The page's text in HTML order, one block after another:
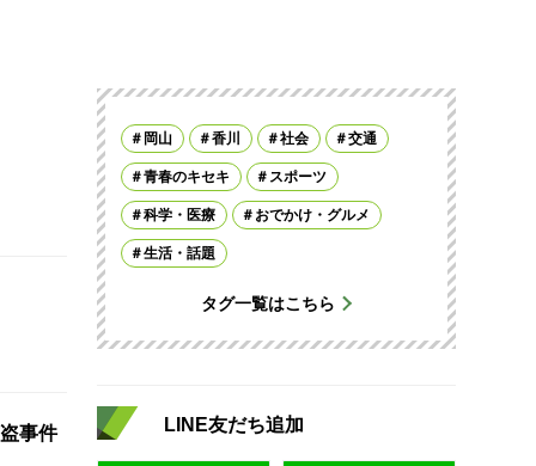
事件
岡山 香川 社会 交通
青春のキセキ スポーツ
科学・医療 おでかけ・グルメ
生活・話題
タグ一覧はこちら
LINE友だち追加